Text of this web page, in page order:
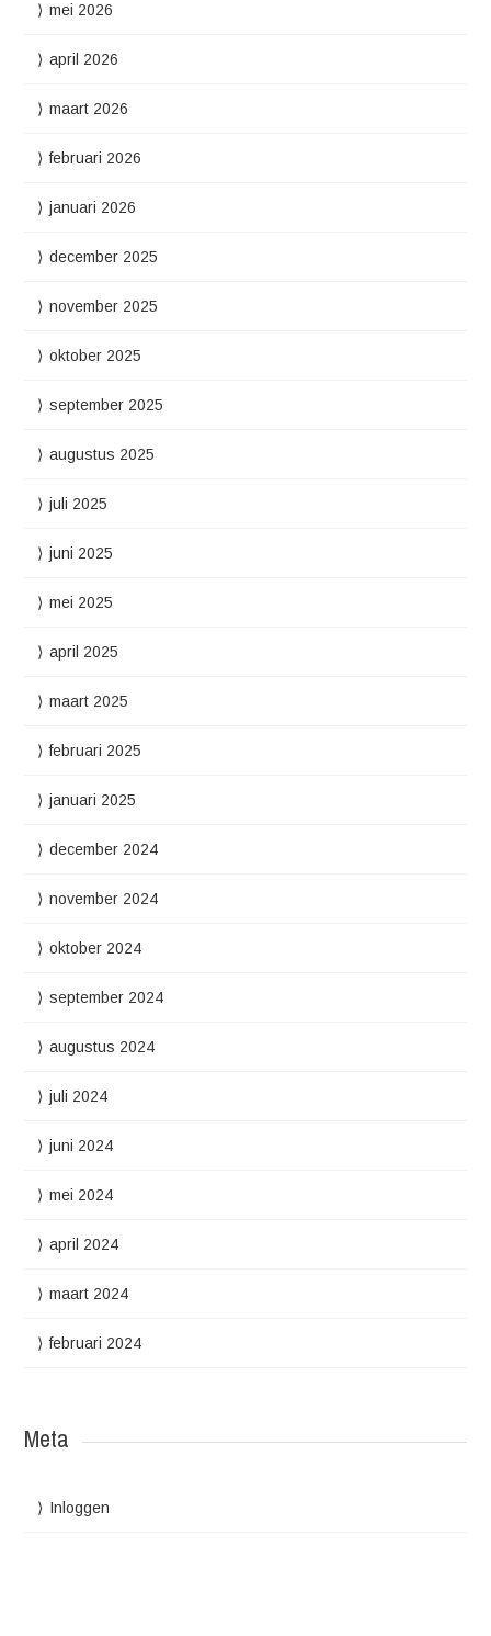
mei 2026
april 2026
maart 2026
februari 2026
januari 2026
december 2025
november 2025
oktober 2025
september 2025
augustus 2025
juli 2025
juni 2025
mei 2025
april 2025
maart 2025
februari 2025
januari 2025
december 2024
november 2024
oktober 2024
september 2024
augustus 2024
juli 2024
juni 2024
mei 2024
april 2024
maart 2024
februari 2024
Meta
Inloggen